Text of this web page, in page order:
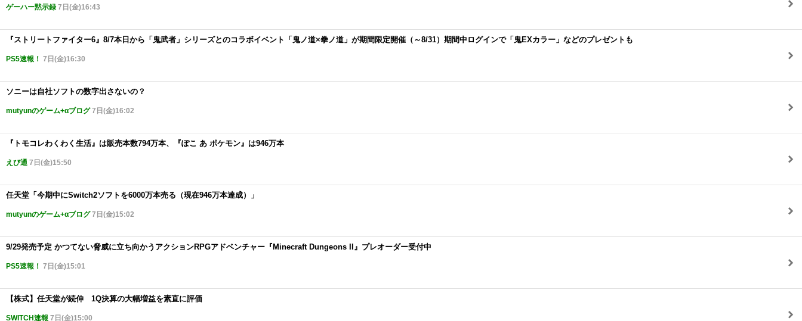
ゲーハー黙示録7日(金)16:43
『ストリートファイター6』8/7本日から「鬼武者」シリーズとのコラボイベント「鬼ノ道×拳ノ道」が期間限定開催（～8/31）期間中ログインで「鬼EXカラー」などのプレゼントも
PS5速報！ 7日(金)16:30
ソニーは自社ソフトの数字出さないの？
mutyunのゲーム+αブログ7日(金)16:02
『トモコレわくわく生活』は販売本数794万本、『ぽこ あ ポケモン』は946万本
えび通 7日(金)15:50
任天堂「今期中にSwitch2ソフトを6000万本売る（現在946万本達成）」
mutyunのゲーム+αブログ7日(金)15:02
9/29発売予定 かつてない脅威に立ち向かうアクションRPGアドベンチャー『Minecraft Dungeons II』プレオーダー受付中
PS5速報！ 7日(金)15:01
【株式】任天堂が続伸 1Q決算の大幅増益を素直に評価
SWITCH速報 7日(金)15:00